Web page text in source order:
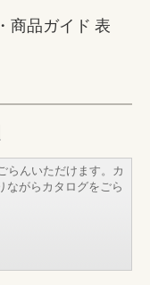
商品ガイド 表
らんいただけます。カ
ながらカタログをごら